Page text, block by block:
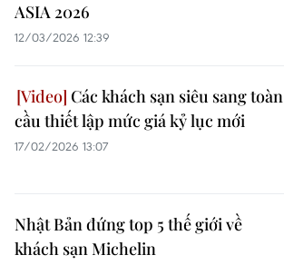
ASIA 2026
12/03/2026 12:39
Các khách sạn siêu sang toàn
cầu thiết lập mức giá kỷ lục mới
17/02/2026 13:07
Nhật Bản đứng top 5 thế giới về
khách sạn Michelin